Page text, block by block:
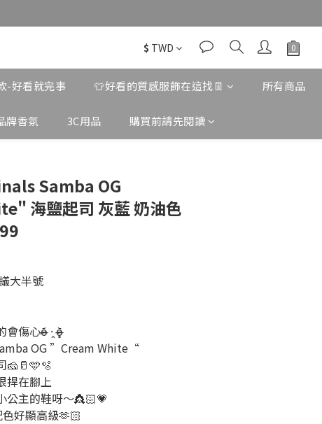
$ TWD
-好看就完事 👕好看的質感服飾在這找👖 所有商品
牌香氛 3C用品 購買前請先閱讀
Samba OG
海鹽起司 灰藍 奶油色
大半號
會傷心o̴̶̷᷄ ·̭ o̴̶̷̥᷅
OG ”Cream White“
🧀🥛🩵🫧
捍在腳上
公主的鞋呀～👸🏻💗
好顯高級🫶🏻